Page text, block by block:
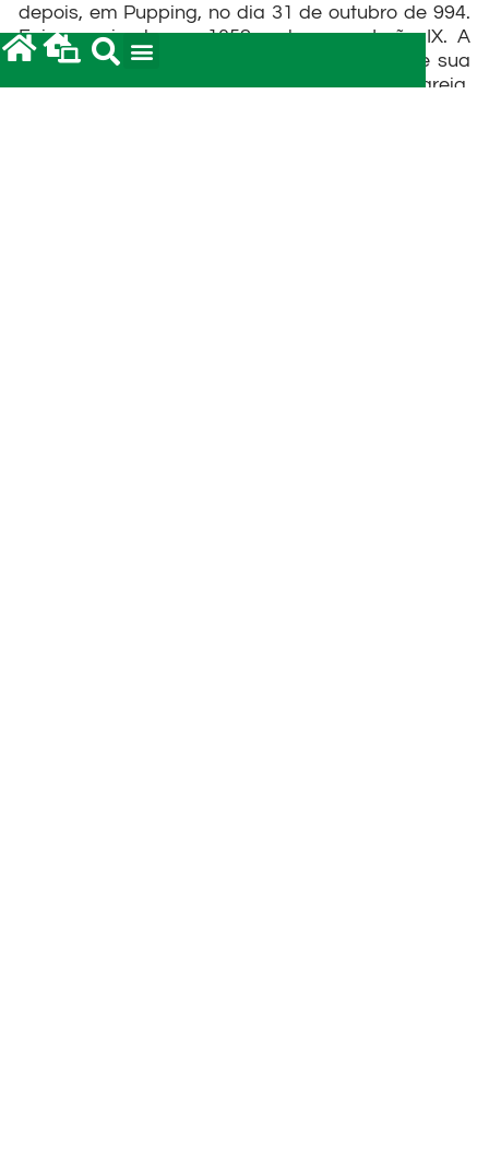
depois, em Pupping, no dia 31 de outubro de 994.
Foi canonizado em 1052, pelo papa Leão IX. A
festa de são Wolfgang, celebrada no dia de sua
morte, é uma das mais tradicionais da Igreja,